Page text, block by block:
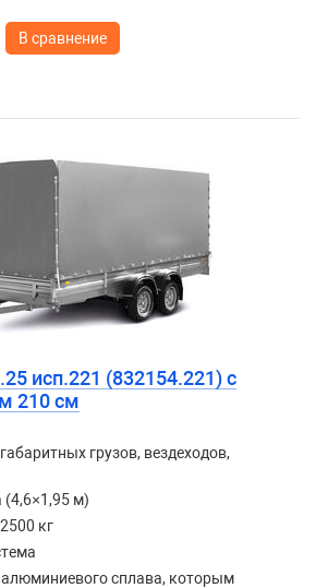
В сравнение
исп.221 (832154.221) с
210 см
грузов, вездеходов,
(4,6×1,95 м)
кг
алюминиевого сплава, которым